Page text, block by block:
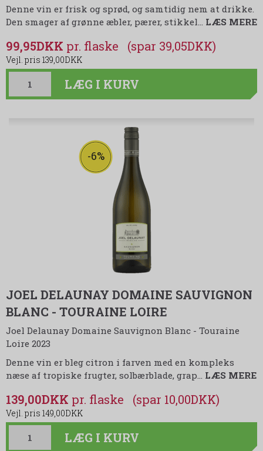
Denne vin er frisk og sprød, og samtidig nem at drikke.
Den smager af grønne æbler, pærer, stikkel… LÆS MERE
99,95DKK
139,00DKK
(spar 39,05DKK)
LÆG I KURV
-6%
JOEL DELAUNAY DOMAINE SAUVIGNON
BLANC - TOURAINE LOIRE
Joel Delaunay Domaine Sauvignon Blanc - Touraine
Loire 2023
Denne vin er bleg citron i farven med en kompleks
næse af tropiske frugter, solbærblade, grap… LÆS MERE
139,00DKK
149,00DKK
(spar 10,00DKK)
LÆG I KURV